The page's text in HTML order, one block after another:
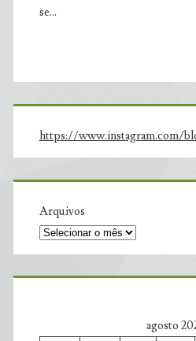
se…
https://www.instagram.com/
Arquivos
agosto